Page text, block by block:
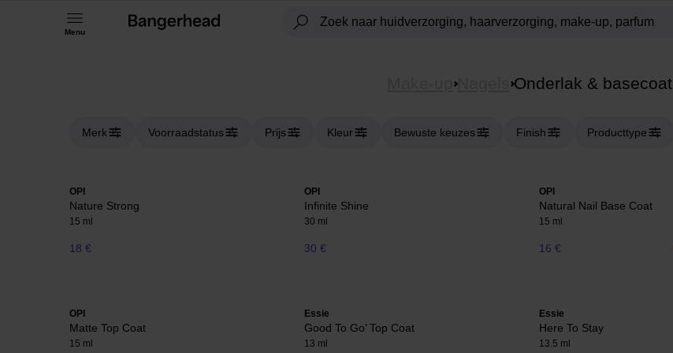
Menu
Nagels Onderlak & basecoat
Merk Voorraadstatus Prijs Kleur Bewuste keuzes Finish Producttype
OPI
Nature Strong
15 ml
18 €
OPI
Infinite Shine
30 ml
30 €
OPI
Natural Nail Base Coat
15 ml
16 €
OPI
Matte Top Coat
15 ml
Essie
Good To Go’ Top Coat
13 ml
Essie
Here To Stay
13.5 ml